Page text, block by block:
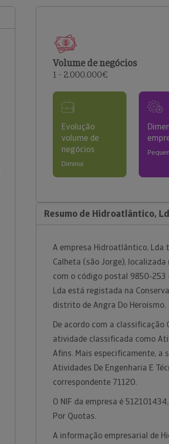
Volume de negócios
1 - 2.000.000€
Evolução
volume de
negócios
Diminui
Resumo de Hidroatlântico,
A empresa Hidroatlântico, Lda
Calheta (são Jorge),
com o código postal 9850-253
Lda está registada na
distrito de Angra Do Heroísmo.
De acordo com a classificação
atividade classificada como
Afins. Mais especificamente,
Atividades De Engenharia E
correspondente 71120.
O NIF da empresa é
Por Quotas.
A informação empresarial de